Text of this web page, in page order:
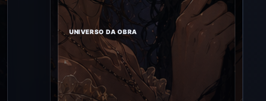
UNIVERSO DA OBRA
Asas de
Obsidiana